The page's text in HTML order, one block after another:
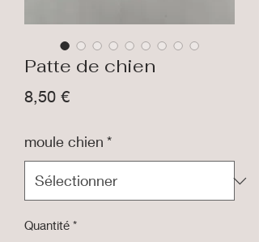
Patte de chien
8,50 €Prix
moule chien *
Quantité *